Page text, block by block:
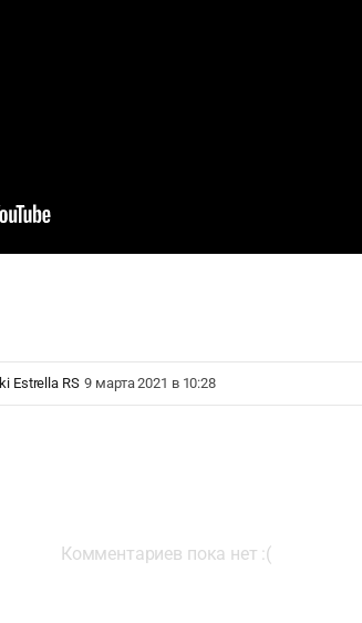
Estrella RS 9 марта 2021 в 10:28
Комментариев пока нет :(